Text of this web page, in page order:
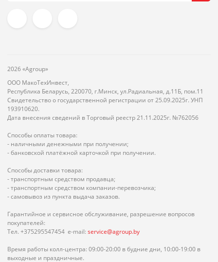
2026 «Agroup»
ООО МакоТехИнвест,
Республика Беларусь, 220070, г.Минск, ул.Радиальная, д.11Б, пом.11
Свидетельство о государственной регистрации от 25.09.2025г. УНП
193910620.
Дата внесения сведений в Торговый реестр 21.11.2025г. №762056
Способы оплаты товара:
- наличными денежными при получении;
- банковской платёжной карточкой при получении.
Способы доставки товара:
- транспортным средством продавца;
- транспортным средством компании-перевозчика;
- самовывоз из пункта выдача заказов.
Гарантийное и сервисное обслуживание, разрешение вопросов
покупателей:
Тел. +375295547454 e-mail: service@agroup.by
Время работы колл-центра: 09:00-20:00 в будние дни, 10:00-19:00 в
выходные и праздничные.